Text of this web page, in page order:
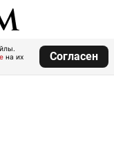
на их
Согласен